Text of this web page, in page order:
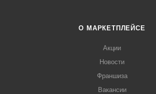
О МАРКЕТПЛЕЙСЕ
Акции
Новости
Франшиза
Вакансии